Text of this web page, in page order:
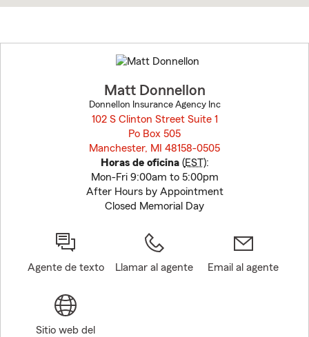
to
before
Matt Donnellon
Donnellon Insurance Agency Inc
102 S Clinton Street Suite 1
Po Box 505
Manchester, MI 48158-0505
Horas de oficina(EST):
Mon-Fri 9:00am to 5:00pm
After Hours by Appointment
Closed Memorial Day
Agente de texto Llamar al agente Email al agente
Sitio web del